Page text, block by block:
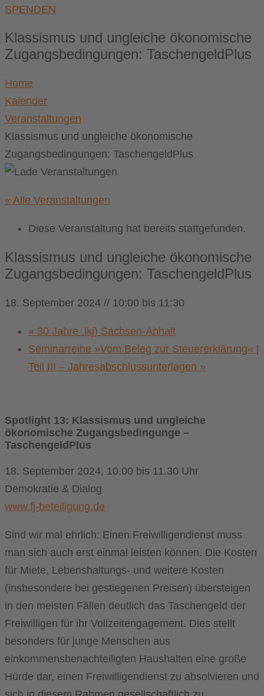
SPENDEN
Klassismus und ungleiche ökonomische
Zugangsbedingungen: TaschengeldPlus
Home
Kalender
Veranstaltungen
Klassismus und ungleiche ökonomische
Zugangsbedingungen: TaschengeldPlus
« Alle Veranstaltungen
Diese Veranstaltung hat bereits stattgefunden.
Klassismus und ungleiche ökonomische
Zugangsbedingungen: TaschengeldPlus
18. September 2024 // 10:00 bis 11:30
« 30 Jahre .lkj) Sachsen-Anhalt
Seminarreihe »Vom Beleg zur Steuererklärung« |
Teil III – Jahresabschlussunterlagen »
Spotlight 13: Klassismus und ungleiche
ökonomische Zugangsbedingunge –
TaschengeldPlus
18. September 2024, 10.00 bis 11.30 Uhr
Demokratie & Dialog
www.fj-beteiligung.de
Sind wir mal ehrlich: Einen Freiwilligendienst muss
man sich auch erst einmal leisten können. Die Kosten
für Miete, Lebenshaltungs- und weitere Kosten
(insbesondere bei gestiegenen Preisen) übersteigen
in den meisten Fällen deutlich das Taschengeld der
Freiwilligen für ihr Vollzeitengagement. Dies stellt
besonders für junge Menschen aus
einkommensbenachteiligten Haushalten eine große
Hürde dar, einen Freiwilligendienst zu absolvieren und